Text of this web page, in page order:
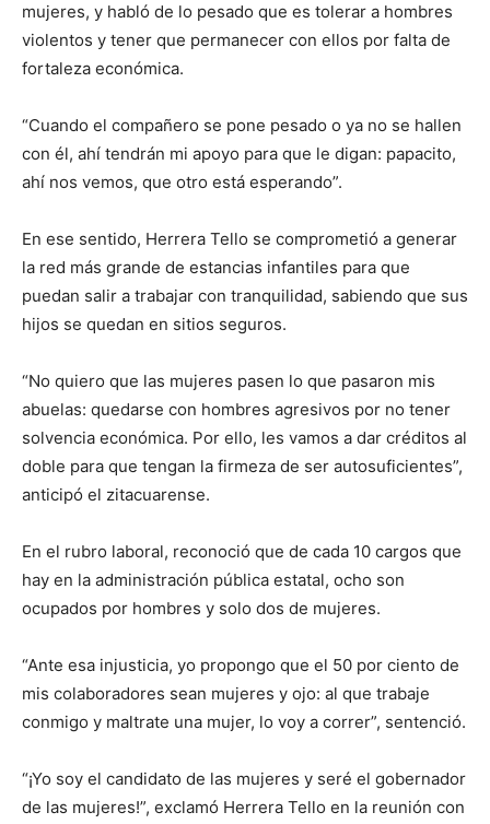
mujeres, y habló de lo pesado que es tolerar a hombres
violentos y tener que permanecer con ellos por falta de
fortaleza económica.
“Cuando el compañero se pone pesado o ya no se hallen
con él, ahí tendrán mi apoyo para que le digan: papacito,
ahí nos vemos, que otro está esperando”.
En ese sentido, Herrera Tello se comprometió a generar
la red más grande de estancias infantiles para que
puedan salir a trabajar con tranquilidad, sabiendo que sus
hijos se quedan en sitios seguros.
“No quiero que las mujeres pasen lo que pasaron mis
abuelas: quedarse con hombres agresivos por no tener
solvencia económica. Por ello, les vamos a dar créditos al
doble para que tengan la firmeza de ser autosuficientes”,
anticipó el zitacuarense.
En el rubro laboral, reconoció que de cada 10 cargos que
hay en la administración pública estatal, ocho son
ocupados por hombres y solo dos de mujeres.
“Ante esa injusticia, yo propongo que el 50 por ciento de
mis colaboradores sean mujeres y ojo: al que trabaje
conmigo y maltrate una mujer, lo voy a correr”, sentenció.
“¡Yo soy el candidato de las mujeres y seré el gobernador
de las mujeres!”, exclamó Herrera Tello en la reunión con